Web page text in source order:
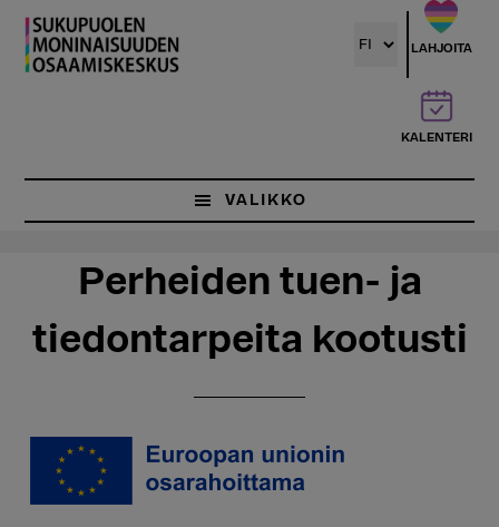
Hyppää
pääsisältöön
Hyppää
ensisijaiseen
sivupalkkiin
LAHJOITA
KALENTERI
VALIKKO
Perheiden tuen- ja
tiedontarpeita kootusti